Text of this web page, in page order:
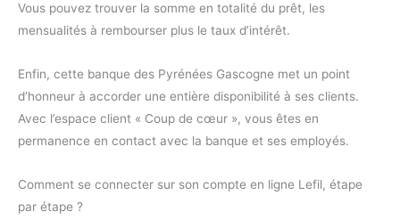
Vous pouvez trouver la somme en totalité du prêt, les
mensualités à rembourser plus le taux d’intérêt.
Enfin, cette banque des Pyrénées Gascogne met un point
d’honneur à accorder une entière disponibilité à ses clients.
Avec l’espace client « Coup de cœur », vous êtes en
permanence en contact avec la banque et ses employés.
Comment se connecter sur son compte en ligne Lefil, étape
par étape ?